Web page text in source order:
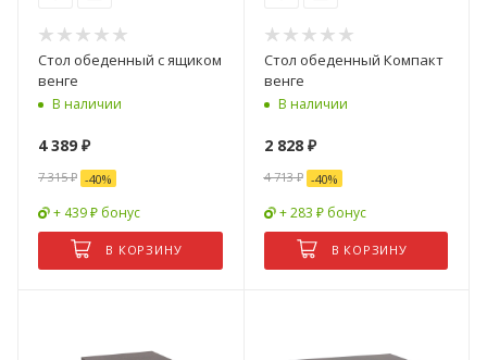
Стол обеденный с ящиком
венге
В наличии
4 389 ₽
7 315₽ -40%
+ 439 ₽ бонус
В КОРЗИНУ
Стол обеденный Компакт
венге
В наличии
2 828₽
4 713₽ -40%
+ 283 ₽ бонус
В КОРЗИНУ